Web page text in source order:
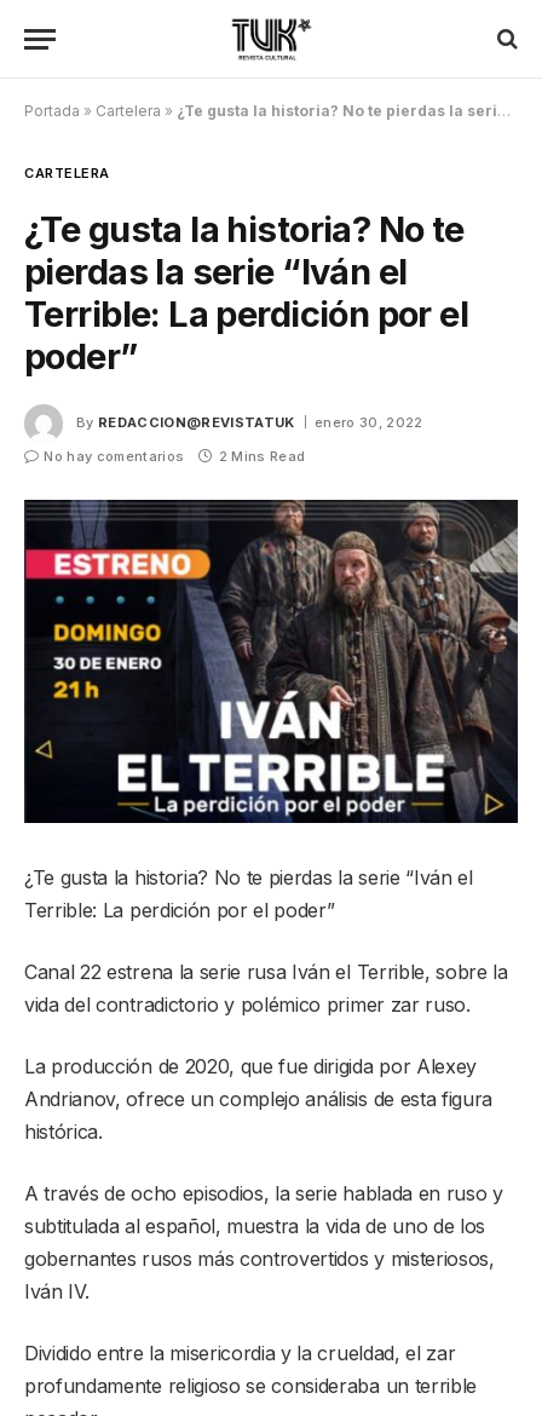
Portada » Cartelera » ¿Te gusta la historia? No te pierdas la serie “Iván el Terrible: La perdición por el poder”
CARTELERA
¿Te gusta la historia? No te
pierdas la serie “Iván el
Terrible: La perdición por el
poder”
By REDACCION@REVISTATUK
enero 30, 2022
No hay comentarios
2 Mins Read
¿Te gusta la historia? No te pierdas la serie “Iván el
Terrible: La perdición por el poder”
Canal 22 estrena la serie rusa Iván el Terrible, sobre la
vida del contradictorio y polémico primer zar ruso.
La producción de 2020, que fue dirigida por Alexey
Andrianov, ofrece un complejo análisis de esta figura
histórica.
A través de ocho episodios, la serie hablada en ruso y
subtitulada al español, muestra la vida de uno de los
gobernantes rusos más controvertidos y misteriosos,
Iván IV.
Dividido entre la misericordia y la crueldad, el zar
profundamente religioso se consideraba un terrible